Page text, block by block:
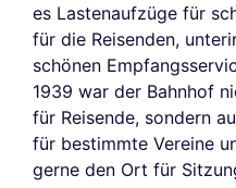
es Lastenaufzüge für
für die Reisenden,
schönen
1939 war der Bahnhof
für Reisende, sondern
für bestimmte Vereine
gerne den Ort für